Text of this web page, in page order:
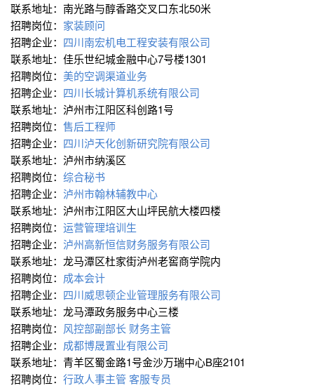
联系地址：南光路与醇香路交叉口东北50米
招聘岗位： 家装顾问
招聘企业： 四川南宏机电工程安装有限公司
联系地址：佳乐世纪城金融中心7号楼1301
招聘岗位： 美的空调渠道业务
招聘企业： 四川长城计算机系统有限公司
联系地址：泸州市江阳区科创路1号
招聘岗位： 售后工程师
招聘企业： 四川泸天化创新研究院有限公司
联系地址：泸州市纳溪区
招聘岗位： 综合秘书
招聘企业： 泸州市翰林辅教中心
联系地址：泸州市江阳区大山坪民航大楼四楼
招聘岗位： 运营管理培训生
招聘企业： 泸州高新恒信财务服务有限公司
联系地址：龙马潭区杜家街泸州老窖商学院内
招聘岗位： 成本会计
招聘企业： 四川威思顿企业管理服务有限公司
联系地址：龙马潭政务服务中心三楼
招聘岗位： 风控部副部长 财务主管
招聘企业： 成都博晟置业有限公司
联系地址：青羊区蜀金路1号金沙万瑞中心B座2101
招聘岗位： 行政人事主管 客服专员